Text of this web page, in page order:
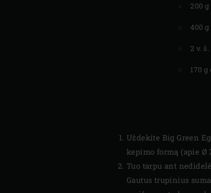
200
400
2 v.
170
Uždekite Big Green
kepimo formą (apie
Tuo tarpu ant
Gautus trupinius